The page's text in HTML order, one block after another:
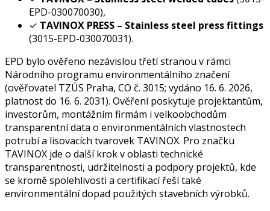
EPD-030070030),
✓ TAVINOX PRESS – Stainless steel press fittings
(3015-EPD-030070031).
EPD bylo ověřeno nezávislou třetí stranou v rámci
Národního programu environmentálního značení
(ověřovatel TZÚS Praha, CO č. 3015; vydáno 16. 6. 2026,
platnost do 16. 6. 2031). Ověření poskytuje projektantům,
investorům, montážním firmám i velkoobchodům
transparentní data o environmentálních vlastnostech
potrubí a lisovacích tvarovek TAVINOX. Pro značku
TAVINOX jde o další krok v oblasti technické
transparentnosti, udržitelnosti a podpory projektů, kde
se kromě spolehlivosti a certifikací řeší také
environmentální dopad použitých stavebních výrobků.